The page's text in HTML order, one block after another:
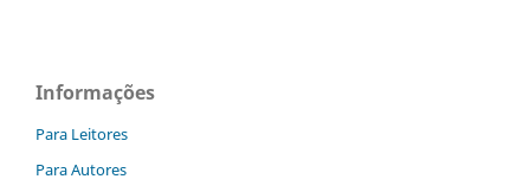
Informações
Para Leitores
Para Autores